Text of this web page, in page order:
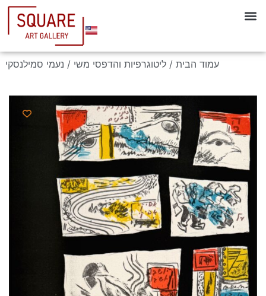
עמוד הבית /ליטוגרפיות והדפסי משי / נעמי סמילנסקי